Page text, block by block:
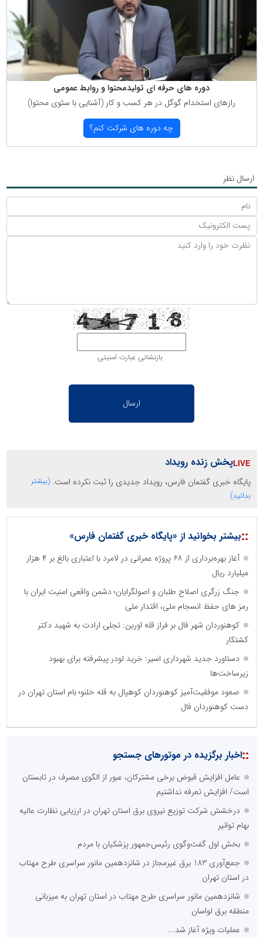
دوره های حرفه ای تولیدمحتوا و روابط عمومی
رازهای استخدام گوگل در هر كسب و كار (آشنایی با سئوی محتوا)
چه دوره های شركت كنم؟
ارسال نظر
بازنشانی عبارت امنیتی
پخش زنده رویداد
پایگاه خبری گفتمان فارس، رویداد جدیدی را ثبت نکرده است. (بیشتر
بدانید)
::بیشتر بخوانید از «پایگاه خبری گفتمان فارس»
آغاز بهره‌برداری از ۶۸ پروژه عمرانی در لامرد با اعتباری بالغ بر ۴ هزار
میلیارد ریال
جنگ زرگری اصلاح طلبان و اصولگرایان؛ دشمن واقعی امنیت ایران با
رمز های حفظ انسجام ملی، اقتدار ملی
کوهنوردان شهر فال بر فراز قله اورین: تجلی ارادت به شهید دکتر
کشتکار
دستاورد جدید شهرداری اسیر: خرید لودر پیشرفته برای بهبود
زیرساخت‌ها
صعود موفقیت‌آمیز کوهنوردان کوهپال به قله خلنو؛ بام استان تهران در
دست کوهنوردان فال
::اخبار برگزیده در موتورهای جستجو
عامل افزایش قبوض برخی مشترکان، عبور از الگوی مصرف در تابستان
است/ افزایش تعرفه نداشتیم
درخشش شرکت توزیع نیروی برق استان تهران در ارزیابی نظارت عالیه
بهام توانیر
بخش اول گفت‌وگوی رئیس‌جمهور پزشکیان با مردم
جمع‌آوری 183 برق غیرمجاز در شانزدهمین مانور سراسری طرح مهتاب
در استان تهران
شانزدهمین مانور سراسری طرح مهتاب در استان تهران به میزبانی
منطقه برق لواسان
عملیات ویژه آغاز شد...